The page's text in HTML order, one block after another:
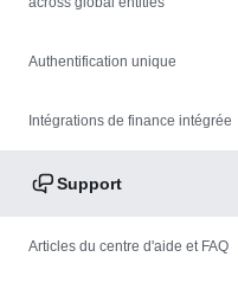
Authentification unique
Intégrations de finance intégrée
Support
Articles du centre d'aide et FAQ